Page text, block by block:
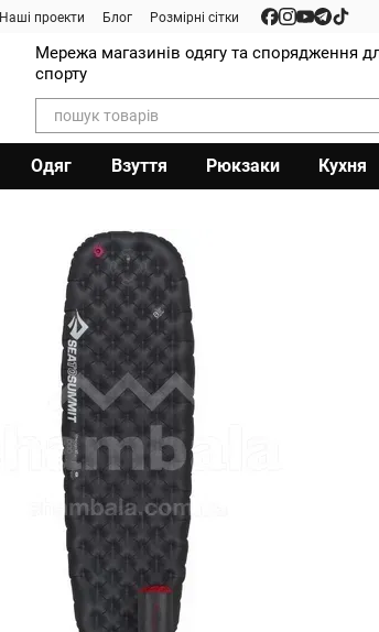
Наші проекти Блог Розмірні сітки
Мережа магазинів одягу та спорядження
спорту
Одяг Взуття Рюкзаки Кухня